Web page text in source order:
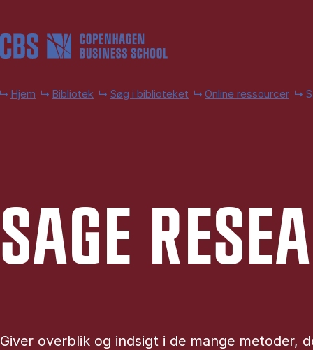
Hjem Bibliotek Søg i biblioteket Online ressourcer
SAGE
Giver overblik og indsigt i de mange metoder,